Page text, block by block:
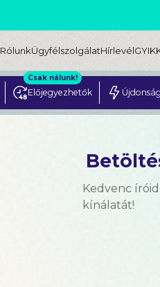
RólunkÜgyfélszolgálatHírlevélGYIK
Előjegyezhetők
Csak nálunk!
Kedvenc
kínálatát!